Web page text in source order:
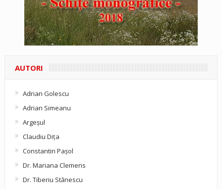
AUTORI
Adrian Golescu
Adrian Simeanu
Argeşul
Claudiu Diţa
Constantin Pașol
Dr. Mariana Clemens
Dr. Tiberiu Stănescu